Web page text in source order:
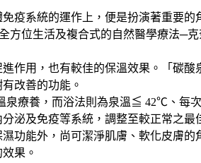
疫系統的運作上，便是扮演著重要的
方位生活及複合式的自然醫學療法─
作用，也有較佳的保溫效果。「碳
改善的功能。
泉療養，而浴法則為泉溫≦ 42℃、每
泌及免疫等系統，調整至較正常之
功能外，尚可潔淨肌膚、軟化皮膚
果。